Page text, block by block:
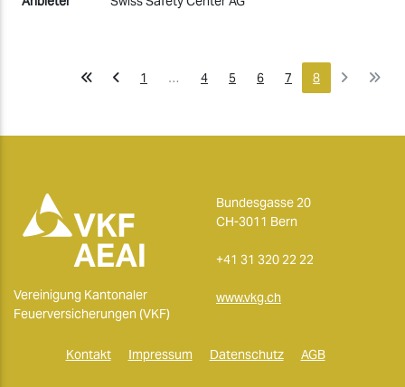
1 … 4 5 6 7 8
Vereinigung Kantonaler
Feuerversicherungen (VKF)
Bundesgasse 20
CH-3011 Bern
+41 31 320 22 22
www.vkg.ch
Kontakt Impressum Datenschutz AGB